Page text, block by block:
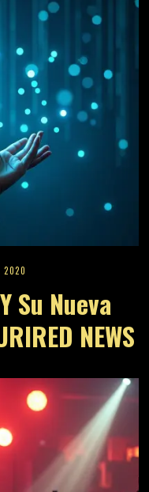
2020
Su Nueva
NEWS